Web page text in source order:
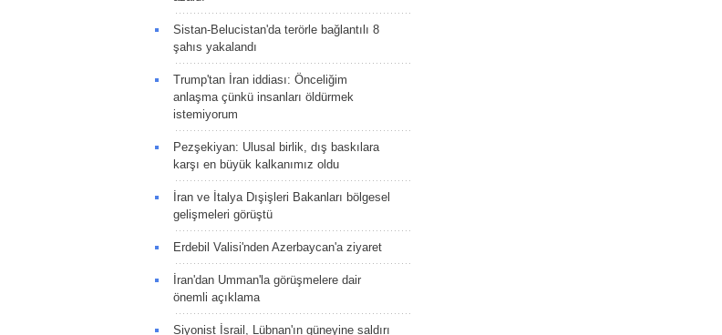
Sistan-Belucistan'da terörle bağlantılı 8
şahıs yakalandı
Trump'tan İran iddiası: Önceliğim
anlaşma çünkü insanları öldürmek
istemiyorum
Pezşekiyan: Ulusal birlik, dış baskılara
karşı en büyük kalkanımız oldu
İran ve İtalya Dışişleri Bakanları bölgesel
gelişmeleri görüştü
Erdebil Valisi'nden Azerbaycan'a ziyaret
İran'dan Umman'la görüşmelere dair
önemli açıklama
Siyonist İsrail, Lübnan'ın güneyine saldırı